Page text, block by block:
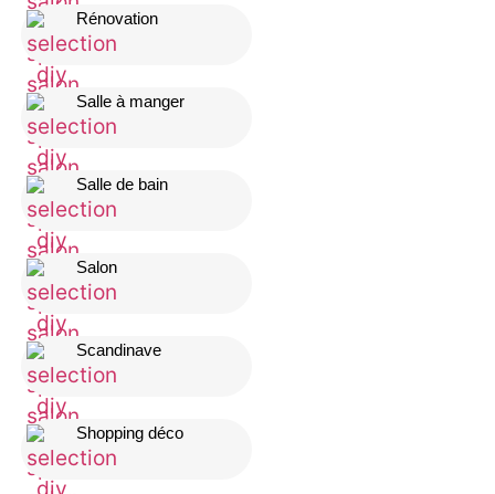
Rénovation
Salle à manger
Salle de bain
Salon
Scandinave
Shopping déco